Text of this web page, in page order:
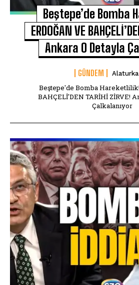
Beştepe’de Bomba
ERDOĞAN VE
Ankara O Detayla
GÜNDEM
Beştepe'de Bomba Hareketlilik!
BAHÇELİ'DEN TARİHİ ZİRVE!
Çalkalanıyor